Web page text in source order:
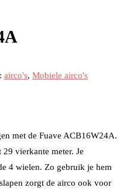
airco's, Mobiele airco's
met de Fuave ACB16W24A.
vierkante meter. Je
4 wielen. Zo gebruik je hem
zorgt de airco ook voor